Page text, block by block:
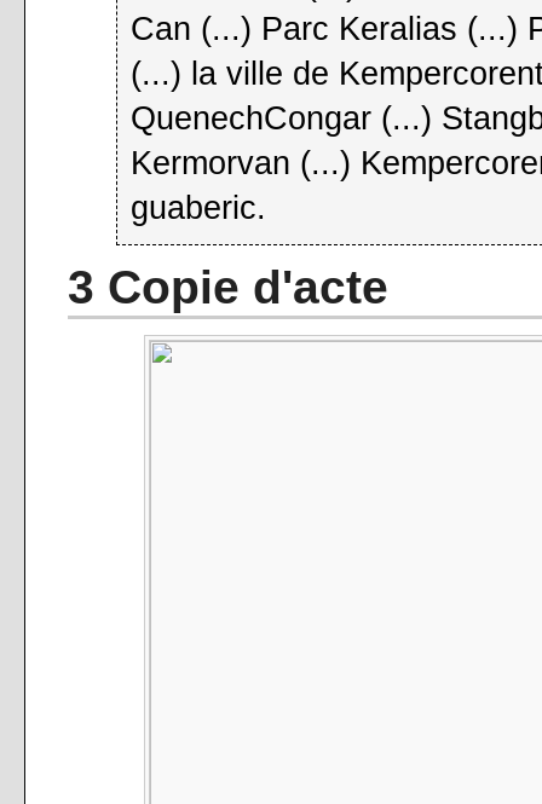
Can (...) Parc Keralias (...)
(...) la ville de
QuenechCongar (...)
Kermorvan (...)
guaberic.
3 Copie d'acte